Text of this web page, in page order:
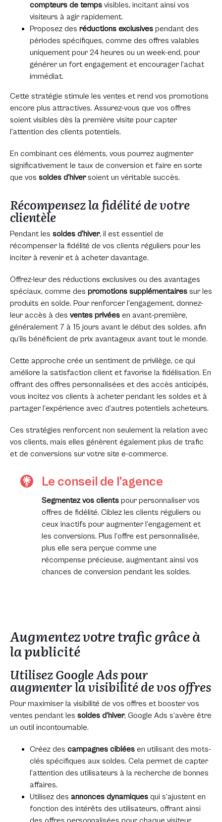
compteurs de tempsvisibles, incitant ainsi vos
visiteurs à agir rapidement.
Proposez des réductions exclusivespendant des
périodes spécifiques, comme des offres valables
uniquement pour 24 heures ou un week-end, pour
générer un fort engagement et encourager l’achat
immédiat.
Cette stratégie stimule les ventes et rend vos promotions
encore plus attractives. Assurez-vous que vos offres
soient visibles dès la première visite pour capter
l’attention des clients potentiels.
En combinant ces éléments, vous pourrez augmenter
significativement le taux de conversion et faire en sorte
que vos soldes d’hiversoient un véritable succès.
Récompensez la fidélité de votre
clientèle
Pendant les soldes d’hiver, il est essentiel de
récompenser la fidélité de vos clients réguliers pour les
inciter à revenir et à acheter davantage.
Offrez-leur des réductions exclusives ou des avantages
spéciaux, comme des promotions supplémentairessur les
produits en solde. Pour renforcer l’engagement, donnez-
leur accès à des ventes privéesen avant-première,
généralement 7 à 15 jours avant le début des soldes, afin
qu’ils bénéficient de prix avantageux avant tout le monde.
Cette approche crée un sentiment de privilège, ce qui
améliore la satisfaction client et favorise la fidélisation. En
offrant des offres personnalisées et des accès anticipés,
vous incitez vos clients à acheter pendant les soldes et à
partager l’expérience avec d’autres potentiels acheteurs.
Ces stratégies renforcent non seulement la relation avec
vos clients, mais elles génèrent également plus de trafic
et de conversions sur votre site e-commerce.
Le conseil de l’agence
Segmentez vos clientspour personnaliser vos
offres de fidélité. Ciblez les clients réguliers ou
ceux inactifs pour augmenter l’engagement et
les conversions. Plus l’offre est personnalisée,
plus elle sera perçue comme une
récompense précieuse, augmentant ainsi vos
chances de conversion pendant les soldes.
Augmentez votre trafic grâce à
la publicité
Utilisez Google Ads pour
augmenter la visibilité de vos offres
Pour maximiser la visibilité de vos offres et booster vos
ventes pendant les soldes d’hiver, Google Ads s’avère être
un outil incontournable.
Créez des campagnes cibléesen utilisant des mots-
clés spécifiques aux soldes. Cela permet de capter
l’attention des utilisateurs à la recherche de bonnes
affaires.
Utilisez des annonces dynamiquesqui s’ajustent en
fonction des intérêts des utilisateurs, offrant ainsi